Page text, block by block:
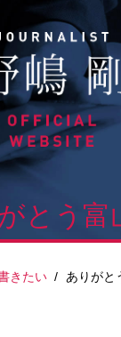
とう富
きたい / ありがと